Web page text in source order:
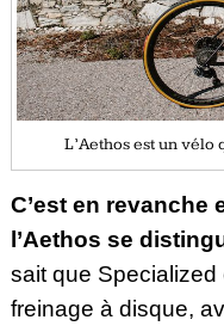
L’Aethos est un
C’est en revanche
l’Aethos se
sait que Specialized
freinage à disque,